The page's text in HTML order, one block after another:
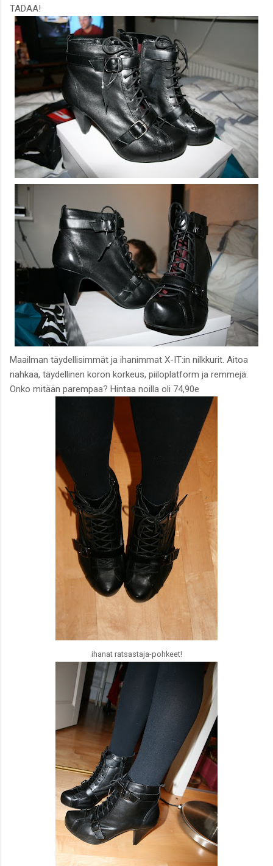
TADAA!
Maailman täydellisimmät ja ihanimmat X-IT:in nilkkurit. Aitoa
nahkaa, täydellinen koron korkeus, piiloplatform ja remmejä.
Onko mitään parempaa? Hintaa noilla oli 74,90e
ihanat ratsastaja-pohkeet!